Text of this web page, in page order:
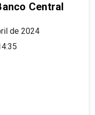
Central
de 2024